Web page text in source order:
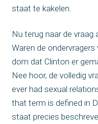
staat te kakelen.
Nu terug naar de vraag
Waren de
dom dat Clinton er
Nee hoor, de volledig
ever had sexual
that term is defined in
staat precies